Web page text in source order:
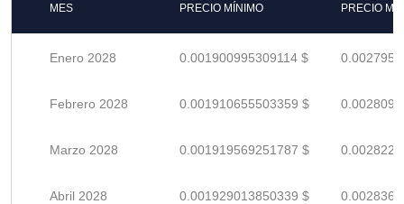
MES PRECIO MÍNIMO PRECIO
Enero 2028 0.001900995309114 $
Febrero 2028 0.001910655503359 $
Marzo 2028 0.001919569251787 $
Abril 2028 0.001929013850339 $